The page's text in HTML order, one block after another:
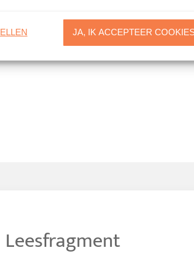
JA, IK ACCEPTEER
Leesfragment